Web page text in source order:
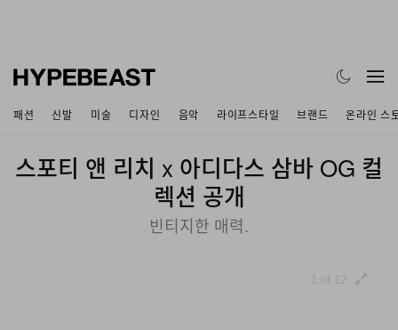
패션 신발 미술 디자인 음악 라이프스타일 브랜드 온라인 스
스포티 앤 리치 x 아디다스 삼바 OG 컬
렉션 공개
빈티지한 매력.